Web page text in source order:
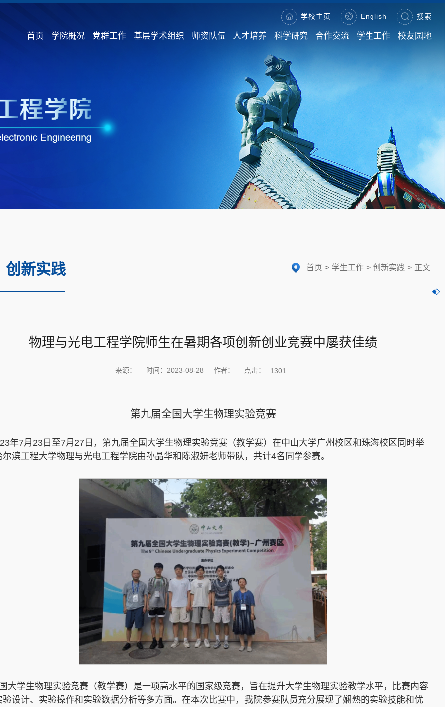
学校主页 English 搜索
首页 学院概况 党群工作 基层学术组织 师资队伍 人才培养 科学研究 合作交流 学生工作 校友园地
创新实践 首页 > 学生工作 > 创新实践 > 正文
物理与光电工程学院师生在暑期各项创新创业竞赛中屡获佳绩
来源： 时间：2023-08-28 作者： 点击： 1301
第九届全国大学生物理实验竞赛
年7月23日至7月27日，第九届全国大学生物理实验竞赛（教学赛）在中山大学广州校区和珠海校区同时举
尔滨工程大学物理与光电工程学院由孙晶华和陈淑妍老师带队，共计4名同学参赛。
大学生物理实验竞赛（教学赛）是一项高水平的国家级竞赛，旨在提升大学生物理实验教学水平，比赛内容
验设计、实验操作和实验数据分析等多方面。在本次比赛中，我院参赛队员充分展现了娴熟的实验技能和优